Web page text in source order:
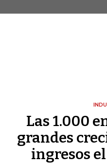
Las 1.000
grandes
ingresos